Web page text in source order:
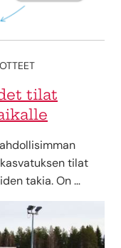
tilat
tilat
takia. On …